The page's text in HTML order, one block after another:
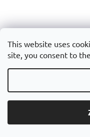
This website uses
site, you consent to
VEGAN
Extra Hemp